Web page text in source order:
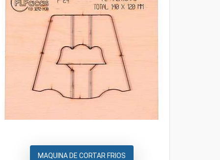
MAQUINA DE CORTAR FRIOS